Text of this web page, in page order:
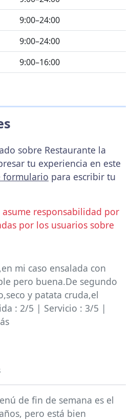
9:00–24:00
9:00–24:00
9:00–16:00
sobre Restaurante la
tu experiencia en este
formulario para escribir tu
asume responsabilidad por
por los usuarios sobre
mi caso ensalada con
pero buena.De segundo
y patata cruda,el
: 2/5 | Servicio : 3/5 |
de fin de semana es el
pero está bien